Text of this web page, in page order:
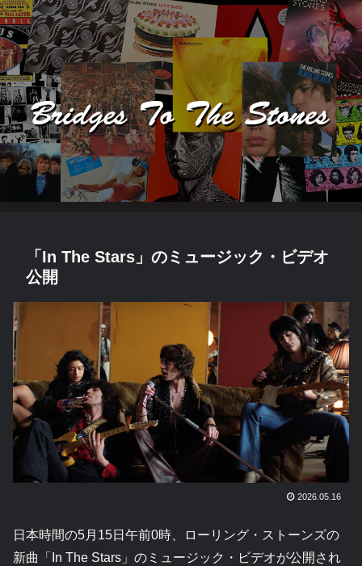
「In The Stars」のミュージック・ビデオ
公開
2026.05.16
日本時間の5月15日午前0時、ローリング・ストーンズの
新曲「In The Stars」のミュージック・ビデオが公開され